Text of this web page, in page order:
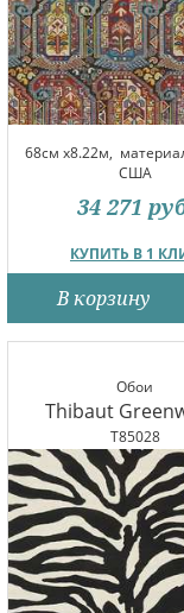
68см x8.22м,
США
КУПИТЬ В 1
34 271
В корзину
Обои
Thibaut
T85028